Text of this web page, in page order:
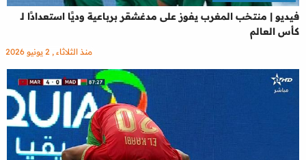
فيديو | منتخب المغرب يفوز على مدغشقر برباعية وديًا استعدادًا لـ
كأس العالم
منذ الثلاثاء , 2 يونيو 2026